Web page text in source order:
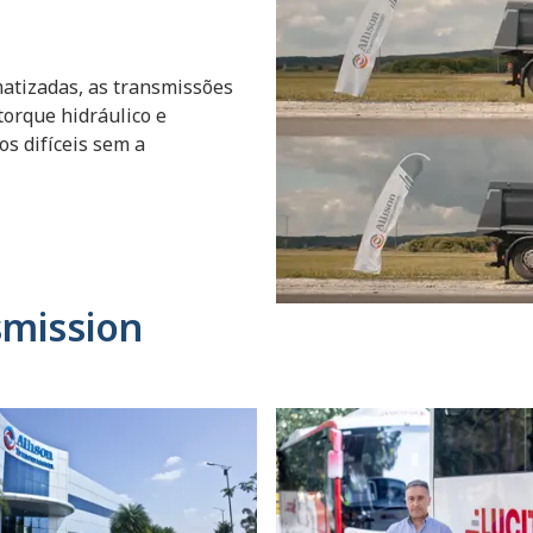
as transmissões
hidráulico e
difíceis sem a